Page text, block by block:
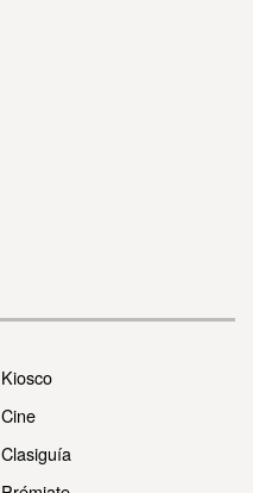
Kiosco
Cine
Clasiguía